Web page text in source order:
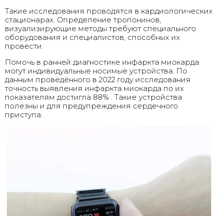
Такие исследования проводятся в кардиологических
стационарах. Определение тропонинов,
визуализирующие методы требуют специального
оборудования и специалистов, способных их
провести.
Помочь в ранней диагностике инфаркта миокарда
могут индивидуальные носимые устройства. По
данным проведённого в 2022 году исследования
точность выявления инфаркта миокарда по их
показателям достигла 88% . Такие устройства
полезны и для предупреждения сердечного
приступа.